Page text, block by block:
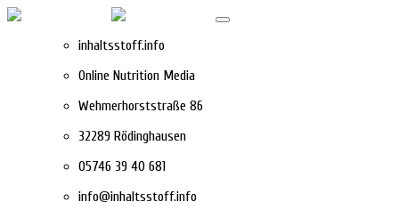
inhaltsstoff.info
Online Nutrition Media
Wehmerhorststraße 86
32289 Rödinghausen
05746 39 40 681
info@inhaltsstoff.info